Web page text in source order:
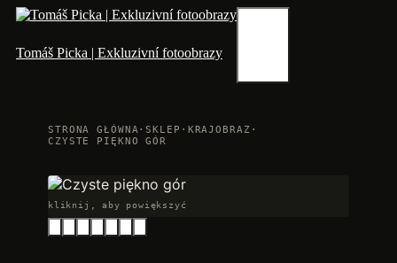
Przejdź
treści
Tomáš Picka | Exkluzivní fotoobrazy
STRONA GŁÓWNA·SKLEP · KRAJOBRAZ ·
CZYSTE PIĘKNO GÓR
kliknij, aby powiększyć